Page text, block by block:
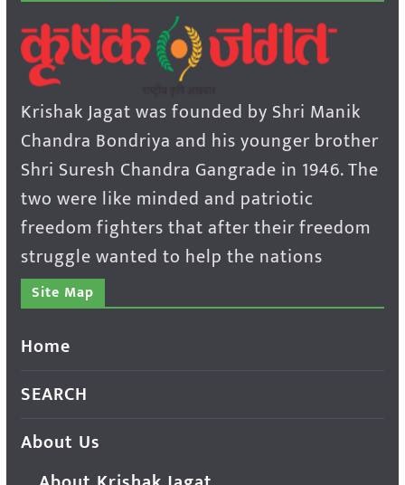
Krishak Jagat was founded by Shri Manik
Chandra Bondriya and his younger brother
Shri Suresh Chandra Gangrade in 1946. The
two were like minded and patriotic
freedom fighters that after their freedom
struggle wanted to help the nations
Site Map
Home
SEARCH
About Us